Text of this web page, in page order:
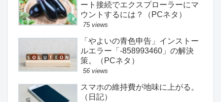
ート接続でエクスプローラーにマ
ウントするには？（PCネタ）
75 views
「やよいの青色申告」インストー
ルエラー「-858993460」の解決
策。（PCネタ）
56 views
スマホの維持費が地味に上がる。
（日記）